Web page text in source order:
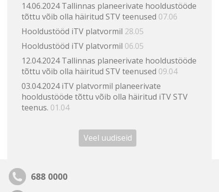
14.06.2024 Tallinnas planeerivate hooldustööde
tõttu võib olla häiritud STV teenused 07.06
Hooldustööd iTV platvormil 28.05
Hooldustööd iTV platvormil 06.05
12.04.2024 Tallinnas planeerivate hooldustööde
tõttu võib olla häiritud STV teenused 09.04
03.04.2024 iTV platvormil planeerivate
hooldustööde tõttu võib olla häiritud iTV STV
teenus. 01.04
Veel uudiseid
688 0000